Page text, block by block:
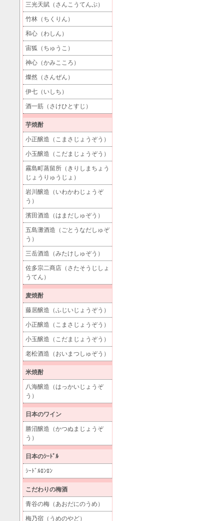
三光天賦（さんこうてんぷ）
竹林（ちくりん）
和心（わしん）
宙狐（ちゅうこ）
神心（かみこころ）
燦然（さんぜん）
伊七（いしち）
酒一筋（さけひとすじ）
芋焼酎
小正醸造（こまさじょうぞう）
小玉醸造（こだまじょうぞう）
霧島町蒸留所（きりしまちょう
じょうりゅうじょ）
岩川醸造（いわかわじょうぞ
う）
濱田酒造（はまだしゅぞう）
五島灘酒造（ごとうなだしゅぞ
う）
三岳酒造（みたけしゅぞう）
佐多宗二商店（さたそうじしょ
うてん）
麦焼酎
藤居醸造（ふじいじょうぞう）
小正醸造（こまさじょうぞう）
小玉醸造（こだまじょうぞう）
老松酒造（おいまつしゅぞう）
米焼酎
八海醸造（はっかいじょうぞ
う）
日本のワイン
勝沼醸造（かつぬまじょうぞ
う）
日本のｼｰﾄﾞﾙ
ｼｰﾄﾞﾙﾛﾝﾛﾝ
こだわりの梅酒
青谷の梅（あおだにのうめ）
梅乃宿（うめのやど）